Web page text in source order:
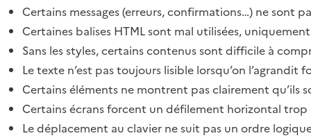
Certains messages (erreurs, confirmations…) ne sont
Certaines balises HTML sont mal utilisées,
Sans les styles, certains contenus sont difficile à
Le texte n’est pas toujours lisible lorsqu’on l’agrandit
Certains éléments ne montrent pas clairement qu’ils
Certains écrans forcent un défilement horizontal
Le déplacement au clavier ne suit pas un ordre